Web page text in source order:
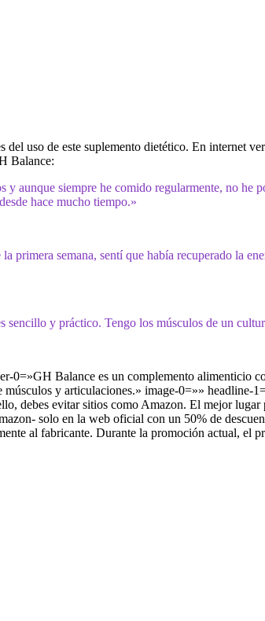
uso de este suplemento dietético. En internet
Balance:
aunque siempre he comido regularmente, no he
hace mucho tiempo.»
primera semana, sentí que había recuperado la
sencillo y práctico. Tengo los músculos de un
0=»GH Balance es un complemento alimenticio
y articulaciones.» image-0=»»
debes evitar sitios como Amazon. El mejor
solo en la web oficial con un 50% de
al fabricante. Durante la promoción actual, el